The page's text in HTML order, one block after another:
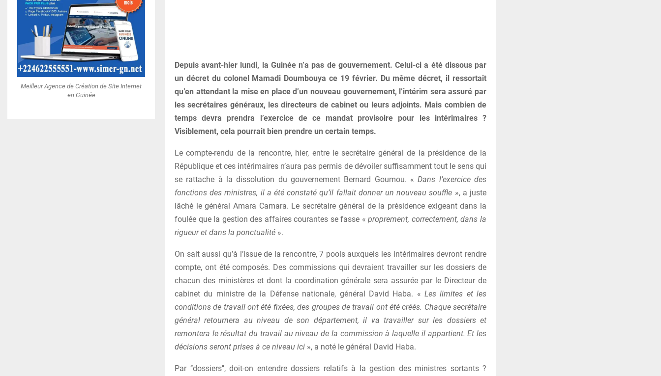
Depuis avant-hier lundi, la Guinée n’a pas de gouvernement. Celui-ci a été dissous par
un décret du colonel Mamadi Doumbouya ce 19 février. Du même décret, il ressortait
qu’en attendant la mise en place d’un nouveau gouvernement, l’intérim sera assuré par
les secrétaires généraux, les directeurs de cabinet ou leurs adjoints. Mais combien de
temps devra prendra l’exercice de ce mandat provisoire pour les intérimaires ?
Visiblement, cela pourrait bien prendre un certain temps.
Le compte-rendu de la rencontre, hier, entre le secrétaire général de la présidence de la
République et ces intérimaires n’aura pas permis de dévoiler suffisamment tout le sens qui
se rattache à la dissolution du gouvernement Bernard Goumou. «Dans l’exercice des
fonctions des ministres, il a été constaté qu’il fallait donner un nouveau souffle », a juste
lâché le général Amara Camara. Le secrétaire général de la présidence exigeant dans la
foulée que la gestion des affaires courantes se fasse «proprement, correctement, dans la
rigueur et dans la ponctualité ».
On sait aussi qu’à l’issue de la rencontre, 7 pools auxquels les intérimaires devront rendre
compte, ont été composés. Des commissions qui devraient travailler sur les dossiers de
chacun des ministères et dont la coordination générale sera assurée par le Directeur de
cabinet du ministre de la Défense nationale, général David Haba. « Les limites et les
conditions de travail ont été fixées, des groupes de travail ont été créés. Chaque secrétaire
général retournera au niveau de son département, il va travailler sur les dossiers et
remontera le résultat du travail au niveau de la commission à laquelle il appartient. Et les
décisions seront prises à ce niveau ici », a noté le général David Haba.
Par ‘’dossiers’’, doit-on entendre dossiers relatifs à la gestion des ministres sortants ?
Meilleur Agence de Création de Site Internet
en Guinée